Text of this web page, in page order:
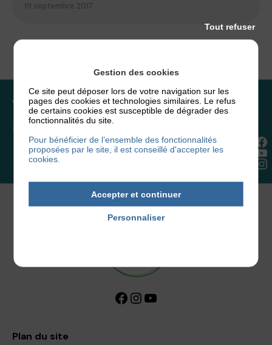
19 septembre 2017
Vous souhaitez rejoindre
l’association ou faire un don ?
NOUS REJOINDRE
Facebook InstagramYouTube
Plan du site
Gestion des cookies
Ce site peut déposer lors de votre navigation sur les
pages des cookies et technologies similaires. Le refus
de certains cookies est susceptible de dégrader des
fonctionnalités du site.
Pour bénéficier de l’ensemble des fonctionnalités
proposées par le site, il est conseillé d'accepter les
cookies.
Accepter et continuer
Tout refuser
Personnaliser